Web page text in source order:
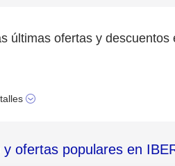
ofertas populares en